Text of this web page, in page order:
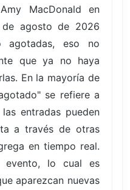
MacDonald en
de agosto de 2026
agotadas, eso no
que ya no haya
En la mayoría de
se refiere a
entradas pueden
a través de otras
en tiempo real.
lo cual es
aparezcan nuevas